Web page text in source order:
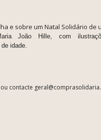
e sobre um Natal Solidário de
João Hille, com
idade.
contacte